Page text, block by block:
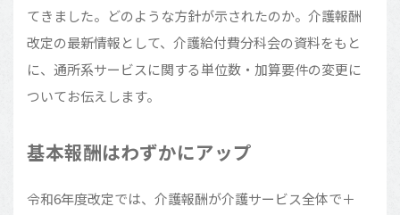
てきました。どのような方針が示されたのか。介護報酬
改定の最新情報として、介護給付費分科会の資料をもと
に、通所系サービスに関する単位数・加算要件の変更に
ついてお伝えします。
基本報酬はわずかにアップ
令和6年度改定では、介護報酬が介護サービス全体で＋